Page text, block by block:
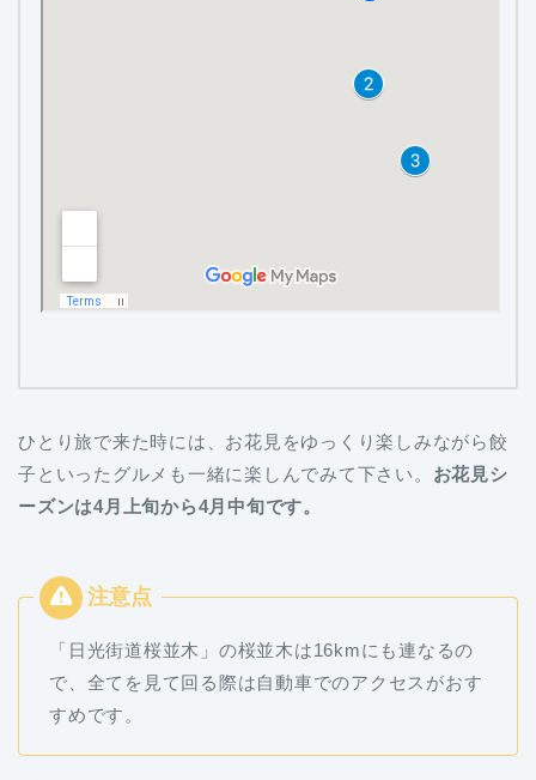
ひとり旅で来た時には、お花見をゆっくり楽しみながら餃
子といったグルメも一緒に楽しんでみて下さい。 お花見シ
ーズンは4月上旬から4月中旬です。
「日光街道桜並木」の桜並木は16kmにも連なるの
で、全てを見て回る際は自動車でのアクセスがおす
すめです。